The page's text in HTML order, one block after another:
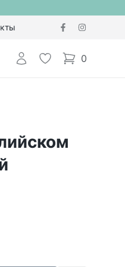
Авторизоваться
Избранное
0
items in cart,